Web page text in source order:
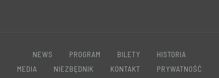
NEWS PROGRAM BILETY
HISTORIA
MEDIA
NIEZBĘDNIK KONTAKT PRYWATNOŚĆ